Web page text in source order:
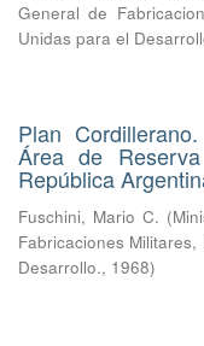
General de
Unidas para el
Plan
Área de
República
Fuschini, Mario C. (
Fabricaciones
Desarrollo., 1968)